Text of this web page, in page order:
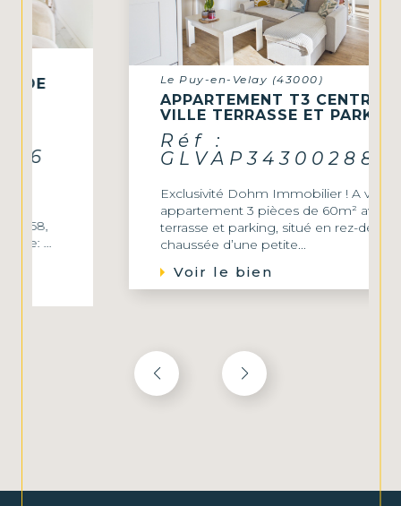
Le Puy-en-Velay (43000)
APPARTEMENT T3 CENTRE-
VILLE TERRASSE ET PARKING
GLVAP3430028803
Exclusivité Dohm Immobilier ! A vendre, bel
appartement 3 pièces de 60m² avec
terrasse et parking, situé en rez-de-
chaussée d’une petite...
Voir le bien